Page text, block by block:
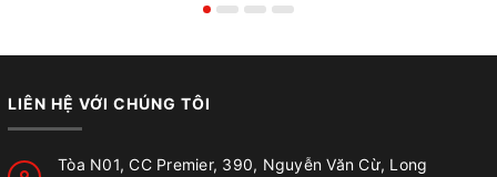
LIÊN HỆ VỚI CHÚNG TÔI
Tòa N01, CC Premier, 390, Nguyễn Văn Cừ, Long